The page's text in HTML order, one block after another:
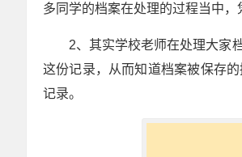
多同学的档案在处理的过程当中，
2、其实学校老师在处理大家
这份记录，从而知道档案被保存
记录。